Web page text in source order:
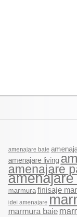
amenajare baie
amenajare living
amenajare
marmura finisaje
idei amenajare
marmura baie